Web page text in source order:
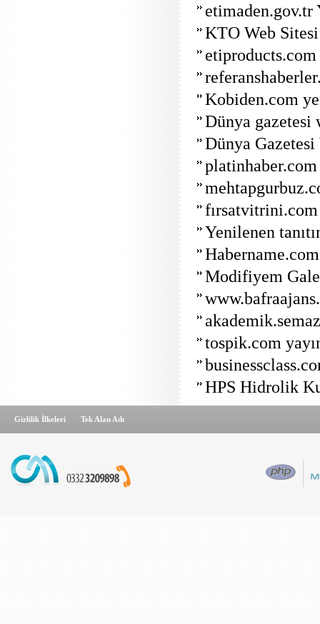
etimaden.gov.tr
KTO Web
Kobiden.com
Dünya gazetesi
Dünya
platinhaber.com
Yenilenen
Modifiyem
tospik.com
HPS Hidrolik
Gizlilik İlkeleri Tek Alan Adı